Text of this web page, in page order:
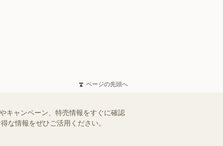
ページの先頭へ
キャンペーン、特売情報をすぐに確認
な情報をぜひご活用ください。